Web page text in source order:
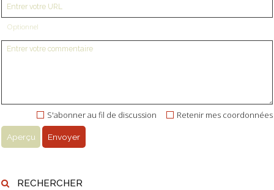
Optionnel
Retenir mes coordonnées
S'abonner au fil de discussion
RECHERCHER